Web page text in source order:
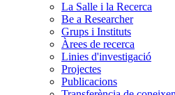
La Salle i la Recerca
Be a Researcher
Grups i Instituts
Àrees de recerca
Linies d'investigació
Projectes
Publicacions